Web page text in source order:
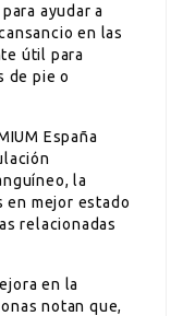
ayudar a
en las
útil para
de pie o
España
la
en mejor estado
relacionadas
en la
notan que,